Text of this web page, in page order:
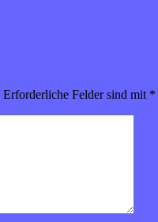
Erforderliche Felder sind mit *